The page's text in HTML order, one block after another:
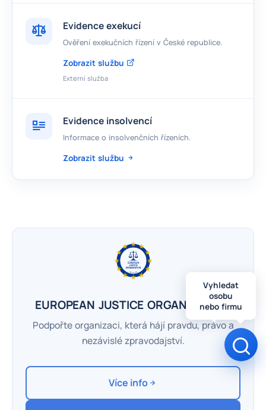
Evidence exekucí
Ověření exekučních řízení v České republice.
Zobrazit službu
Externí služba
Evidence insolvencí
Informace o insolvenčních řízeních.
Zobrazit službu
EUROPEAN JUSTICE ORGANIZATION
Podpořte organizaci, která hájí pravdu, právo a
nezávislé zpravodajství.
Více info
Vyhledat
osobu
nebo firmu